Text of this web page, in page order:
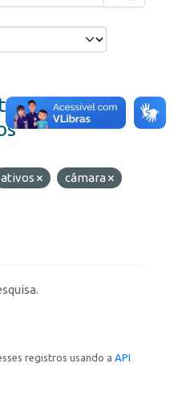
ativos
câmara
registros usando a API